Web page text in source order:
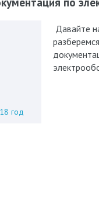
год
Давайте